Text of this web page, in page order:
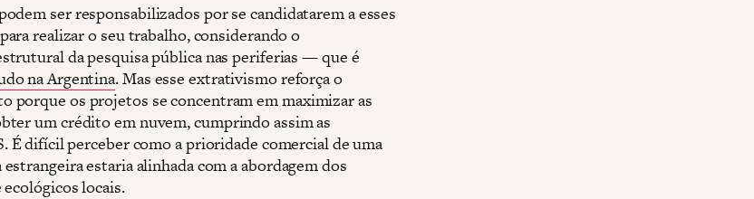
ser responsabilizados por se candidatarem a esses
realizar o seu trabalho, considerando o
da pesquisa pública nas periferias — que é
na Argentina. Mas esse extrativismo reforça o
porque os projetos se concentram em maximizar as
um crédito em nuvem, cumprindo assim as
É difícil perceber como a prioridade comercial de uma
estaria alinhada com a abordagem dos
locais.